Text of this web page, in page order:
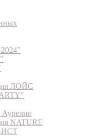
ЛОЙС
Аурелио
NATURE